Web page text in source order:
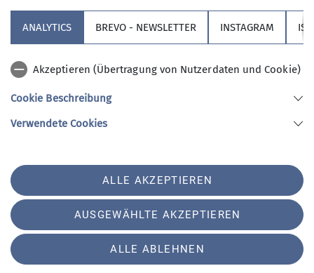
Pfingsten.
anbieten zu können: Nia- getanzte Lebensfreude
und dann nach Pfingsten ein spezielles
Regenerations- und Entspannungstraining für
Kletternde, Bergsteiger*innen,
Herzliche Einladung dazu, was Neues
auszuprobieren.
Wir freuen uns auf Euch!
Euer
ANALYTICS BREVO - NEWSLETTER INSTAGRAM
Akzeptieren (Übertragung von Nutzerdaten und Cookie)
Cookie Beschreibung
Verwendete Cookies
ALLE AKZEPTIEREN
AUSGEWÄHLTE AKZEPTIEREN
ALLE ABLEHNEN